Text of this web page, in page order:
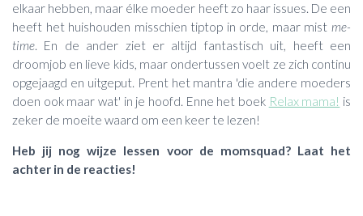
elkaar hebben, maar élke moeder heeft zo haar issues. De een
heeft het huishouden misschien tiptop in orde, maar mist me-
time. En de ander ziet er altijd fantastisch uit, heeft een
droomjob en lieve kids, maar ondertussen voelt ze zich continu
opgejaagd en uitgeput. Prent het mantra 'die andere moeders
doen ook maar wat' in je hoofd. Enne het boek Relax mama! is
zeker de moeite waard om een keer te lezen!
Heb jij nog wijze lessen voor de momsquad? Laat het
achter in de reacties!